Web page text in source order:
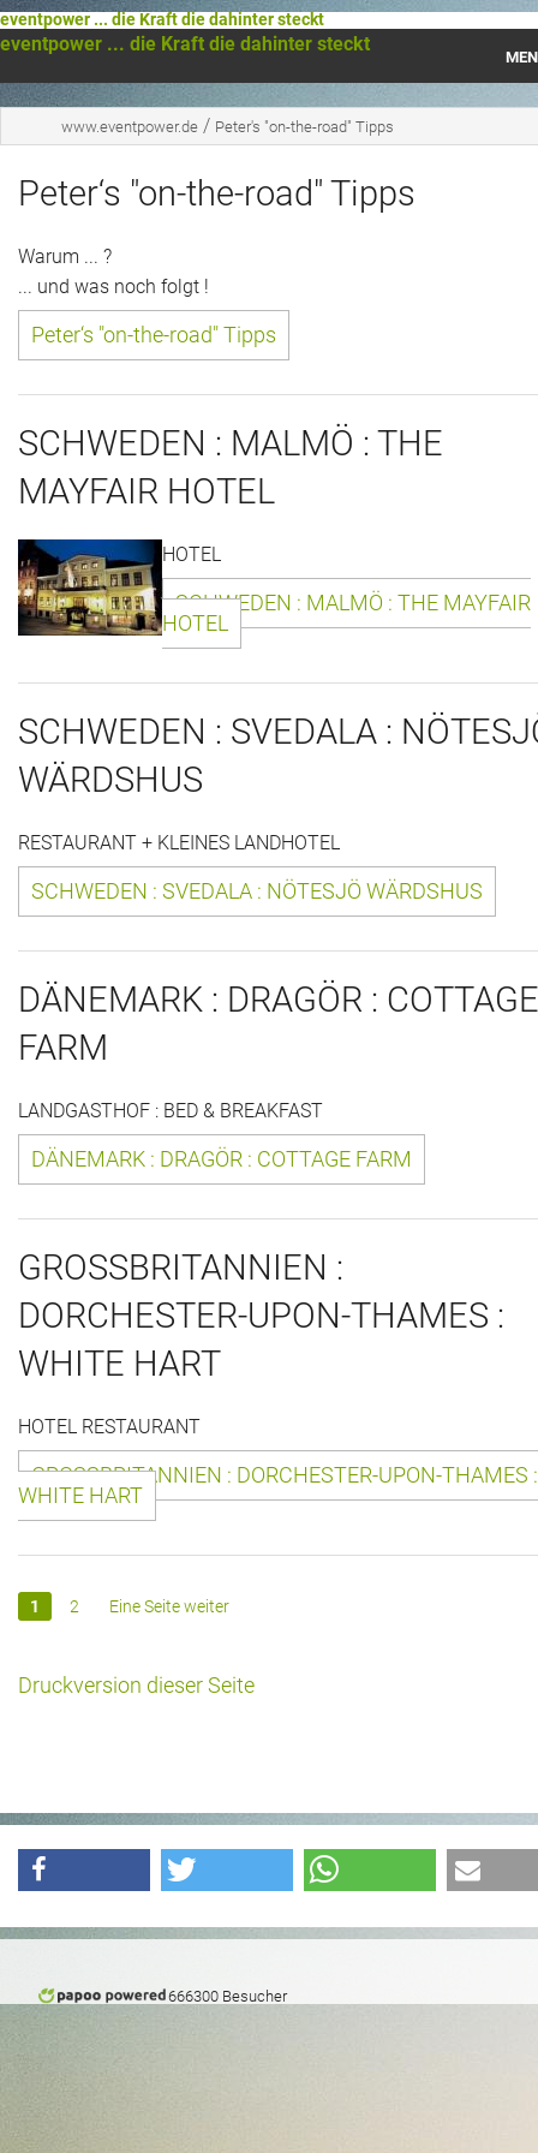
eventpower ... die Kraft die dahinter steckt
eventpower ... die Kraft die dahinter steckt
Startseite
Das war 2020
Das war 2019
Das war 2018
Das war 2017
Das war 2016
Das war 2015
Das war 2014
Das war 2012
Das war 2011
Das war 2010
Das war 2009
eventpower World
Services + Locations
Presse + Medien
Peter's "on-the-road" Tipps
Sprüche
Impressum
www.eventpower.de / Peter's "on-the-road" Tipps
Peter‘s "on-the-road" Tipps
Warum ... ?
... und was noch folgt !
Peter‘s "on-the-road" Tipps
SCHWEDEN : MALMÖ : THE
MAYFAIR HOTEL
HOTEL
SCHWEDEN : MALMÖ : THE MAYFAIR
HOTEL
SCHWEDEN : SVEDALA :
WÄRDSHUS
RESTAURANT + KLEINES LANDHOTEL
SCHWEDEN : SVEDALA : NÖTESJÖ WÄRDSHUS
DÄNEMARK : DRAGÖR : COTTAGE
FARM
LANDGASTHOF : BED & BREAKFAST
DÄNEMARK : DRAGÖR : COTTAGE FARM
GROSSBRITANNIEN :
DORCHESTER-UPON-THAMES :
WHITE HART
HOTEL RESTAURANT
GROSSBRITANNIEN : DORCHESTER-UPON-THAMES :
WHITE HART
1 2 Eine Seite weiter
Druckversion dieser Seite
666300 Besucher